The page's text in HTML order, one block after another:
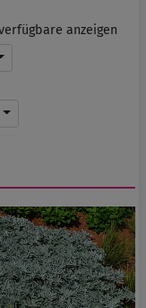
verfügbare anzeigen